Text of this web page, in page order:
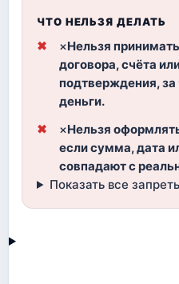
ЧТО НЕЛЬЗЯ ДЕЛАТЬ
×Нельзя
договора, счёта
подтверждения,
деньги.
×Нельзя
если сумма, дата
совпадают с
Показать все